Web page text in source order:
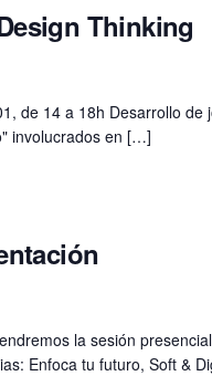
Thinking
de 14 a 18h Desarrollo de
involucrados en […]
la sesión
Enfoca tu futuro, Soft &